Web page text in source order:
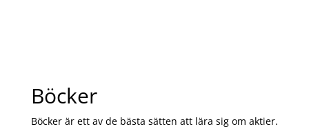
Böcker
Böcker är ett av de bästa sätten att lära sig om aktier.